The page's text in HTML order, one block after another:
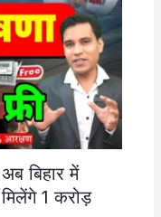
बिहार में
मिलेंगे 1 करोड़